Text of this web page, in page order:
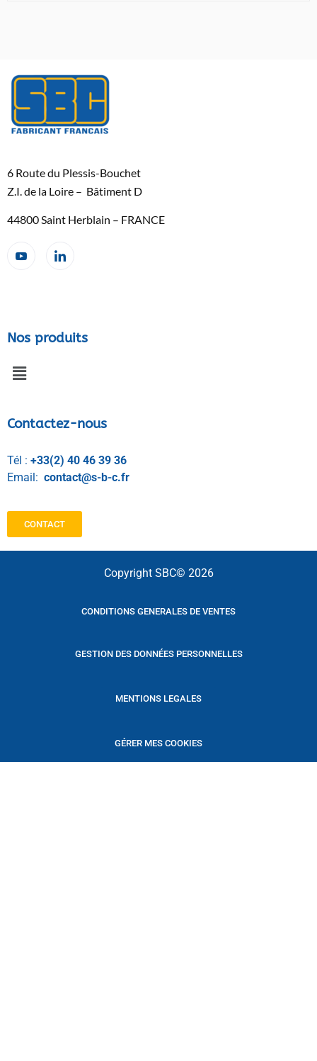
6 Route du Plessis-Bouchet
Z.I. de la Loire – Bâtiment D
44800 Saint Herblain – FRANCE
Nos produits
Contactez-nous
Tél : +33(2) 40 46 39 36
Email: contact@s-b-c.fr
CONTACT
Copyright SBC© 2026
CONDITIONS GENERALES DE VENTES
GESTION DES DONNÉES PERSONNELLES
MENTIONS LEGALES
GÉRER MES COOKIES